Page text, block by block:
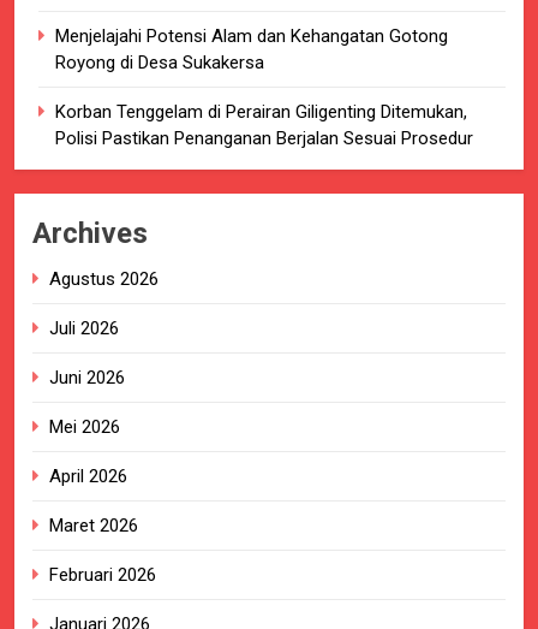
Menjelajahi Potensi Alam dan Kehangatan Gotong
Royong di Desa Sukakersa
Korban Tenggelam di Perairan Giligenting Ditemukan,
Polisi Pastikan Penanganan Berjalan Sesuai Prosedur
Archives
Agustus 2026
Juli 2026
Juni 2026
Mei 2026
April 2026
Maret 2026
Februari 2026
Januari 2026